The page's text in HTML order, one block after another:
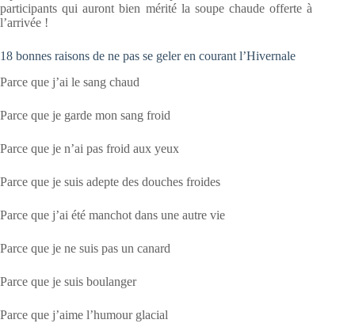
participants qui auront bien mérité la soupe chaude offerte à
l’arrivée !
18 bonnes raisons de ne pas se geler en courant l’Hivernale
Parce que j’ai le sang chaud
Parce que je garde mon sang froid
Parce que je n’ai pas froid aux yeux
Parce que je suis adepte des douches froides
Parce que j’ai été manchot dans une autre vie
Parce que je ne suis pas un canard
Parce que je suis boulanger
Parce que j’aime l’humour glacial